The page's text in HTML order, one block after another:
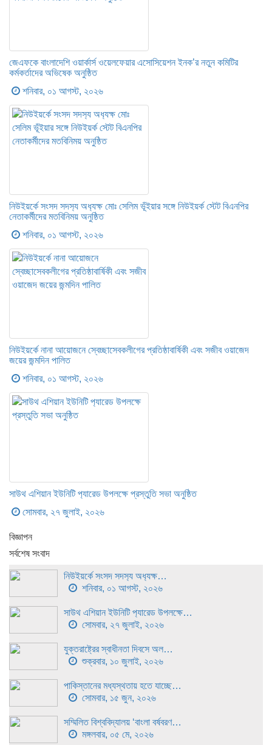
জেএফকে বাংলাদেশি ওয়ার্কার্স ওয়েলফেয়ার এসোসিয়েশন ইনক’র নতুন কমিটির
কর্মকর্তাদের অভিষেক অনুষ্ঠিত
শনিবার, ০১ আগস্ট, ২০২৬
নিউইয়র্কে সংসদ সদস‍্য অধ‍্যক্ষ মোঃ সেলিম ভূঁইয়ার সঙ্গে নিউইয়র্ক স্টেট বিএনপির
নেতাকর্মীদের মতবিনিময় অনুষ্ঠিত
শনিবার, ০১ আগস্ট, ২০২৬
নিউইয়র্কে নানা আয়োজনে স্বেচ্ছাসেবকলীগের প্রতিষ্ঠাবার্ষিকী এবং সজীব ওয়াজেদ
জয়ের জন্মদিন পালিত
শনিবার, ০১ আগস্ট, ২০২৬
সাউথ এশিয়ান ইউনিটি প‍্যারেড উপলক্ষে প্রস্তুতি সভা অনুষ্ঠিত
সোমবার, ২৭ জুলাই, ২০২৬
বিজ্ঞাপন
সর্বশেষ সংবাদ
নিউইয়র্কে সংসদ সদস‍্য অধ‍্যক্ষ…
শনিবার, ০১ আগস্ট, ২০২৬
সাউথ এশিয়ান ইউনিটি প‍্যারেড উপলক্ষে…
সোমবার, ২৭ জুলাই, ২০২৬
যুক্তরাষ্ট্রের স্বাধীনতা দিবসে অল…
শুক্রবার, ১০ জুলাই, ২০২৬
পাকিস্তানের মধ্যস্থতায় হতে যাচ্ছে…
সোমবার, ১৫ জুন, ২০২৬
সম্মিলিত বিশ্ববিদ্যালয় ‘বাংলা বর্ষবরণ…
মঙ্গলবার, ০৫ মে, ২০২৬